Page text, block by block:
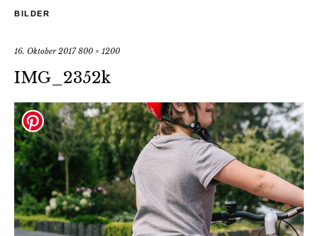
BILDER
16. Oktober 2017 800 × 1200
IMG_2352k